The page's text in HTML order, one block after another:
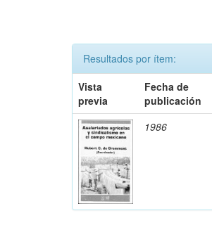
Resultados por ítem:
Vista
previa
Fecha de
publicación
1986